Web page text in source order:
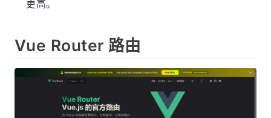
更高。
Vue Router 路由